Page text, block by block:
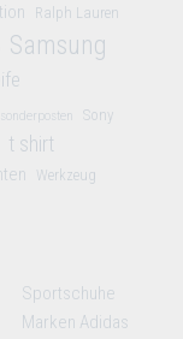
Ralph Lauren
Samsung
sonderposten Sony
t shirt
Werkzeug
Sportschuhe
Marken Adidas